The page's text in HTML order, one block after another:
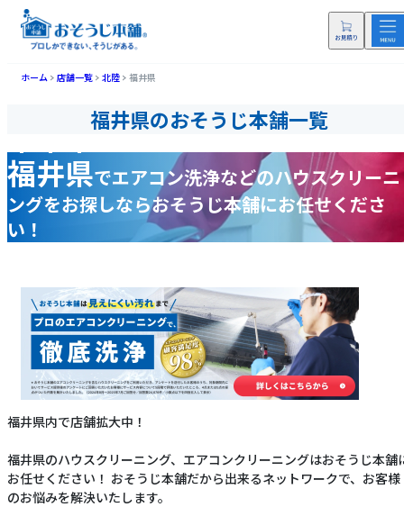
ホーム 店舗一覧 北陸 福井県
福井県のおそうじ本舗一覧
福井県でエアコン洗浄などのハウスクリーニ
ングをお探しならおそうじ本舗にお任せくださ
い！
福井県内で店舗拡大中！
福井県のハウスクリーニング、エアコンクリーニングはおそうじ本舗
お任せください！ おそうじ本舗だから出来るネットワークで、お客様
のお悩みを解決いたします。